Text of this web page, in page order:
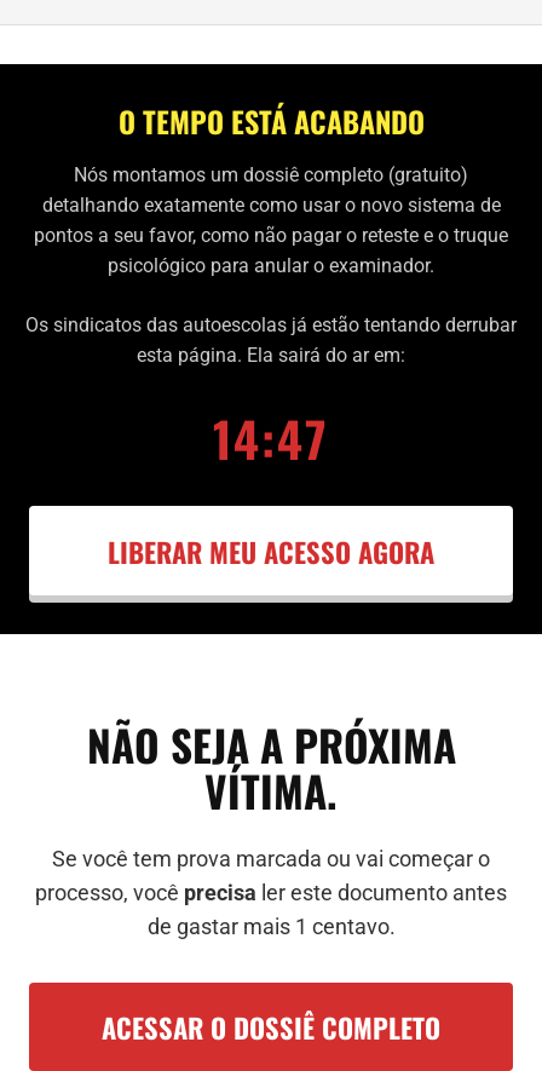
O TEMPO ESTÁ ACABANDO
Nós montamos um dossiê completo (gratuito)
detalhando exatamente como usar o novo sistema de
pontos a seu favor, como não pagar o reteste e o truque
psicológico para anular o examinador.
Os sindicatos das autoescolas já estão tentando derrubar
esta página. Ela sairá do ar em:
14:46
LIBERAR MEU ACESSO AGORA
NÃO SEJA A PRÓXIMA
VÍTIMA.
Se você tem prova marcada ou vai começar o
processo, você precisa ler este documento antes
de gastar mais 1 centavo.
ACESSAR O DOSSIÊ COMPLETO